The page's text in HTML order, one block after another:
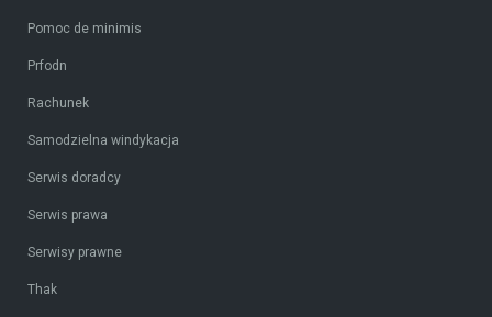
Pomoc de minimis
Prfodn
Rachunek
Samodzielna windykacja
Serwis doradcy
Serwis prawa
Serwisy prawne
Thak